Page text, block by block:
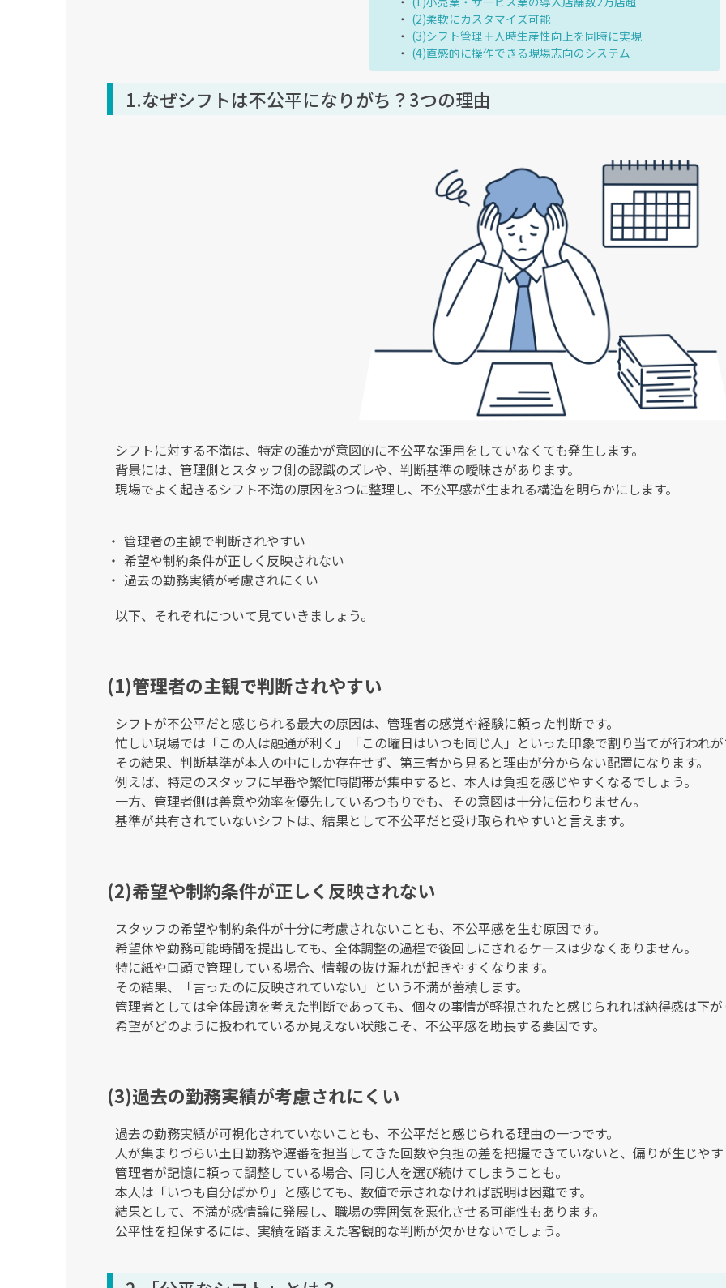
(2)柔軟にカスタマイズ可能
(3)シフト管理＋人時生産性向上を同時に実現
(4)直感的に操作できる現場志向のシステム
1.なぜシフトは不公平になりがち？3つの理由
シフトに対する不満は、特定の誰かが意図的に不公平な運用をしていなくても発生します。
背景には、管理側とスタッフ側の認識のズレや、判断基準の曖昧さがあります。
現場でよく起きるシフト不満の原因を3つに整理し、不公平感が生まれる構造を明らかにします。
管理者の主観で判断されやすい
希望や制約条件が正しく反映されない
過去の勤務実績が考慮されにくい
以下、それぞれについて見ていきましょう。
(1)管理者の主観で判断されやすい
シフトが不公平だと感じられる最大の原因は、管理者の感覚や経験に頼った判断です。
忙しい現場では「この人は融通が利く」「この曜日はいつも同じ人」といった印象で割り当てが行われ
その結果、判断基準が本人の中にしか存在せず、第三者から見ると理由が分からない配置になります。
例えば、特定のスタッフに早番や繁忙時間帯が集中すると、本人は負担を感じやすくなるでしょう。
一方、管理者側は善意や効率を優先しているつもりでも、その意図は十分に伝わりません。
基準が共有されていないシフトは、結果として不公平だと受け取られやすいと言えます。
(2)希望や制約条件が正しく反映されない
スタッフの希望や制約条件が十分に考慮されないことも、不公平感を生む原因です。
希望休や勤務可能時間を提出しても、全体調整の過程で後回しにされるケースは少なくありません。
特に紙や口頭で管理している場合、情報の抜け漏れが起きやすくなります。
その結果、「言ったのに反映されていない」という不満が蓄積します。
管理者としては全体最適を考えた判断であっても、個々の事情が軽視されたと感じられれば納得感は下が
希望がどのように扱われているか見えない状態こそ、不公平感を助長する要因です。
(3)過去の勤務実績が考慮されにくい
過去の勤務実績が可視化されていないことも、不公平だと感じられる理由の一つです。
人が集まりづらい土日勤務や遅番を担当してきた回数や負担の差を把握できていないと、偏りが生じや
管理者が記憶に頼って調整している場合、同じ人を選び続けてしまうことも。
本人は「いつも自分ばかり」と感じても、数値で示されなければ説明は困難です。
結果として、不満が感情論に発展し、職場の雰囲気を悪化させる可能性もあります。
公平性を担保するには、実績を踏まえた客観的な判断が欠かせないでしょう。